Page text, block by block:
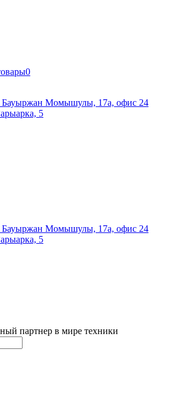
0
Бауыржан Момышулы, 17а, офис 24
5
Бауыржан Момышулы, 17а, офис 24
5
партнер в мире техники